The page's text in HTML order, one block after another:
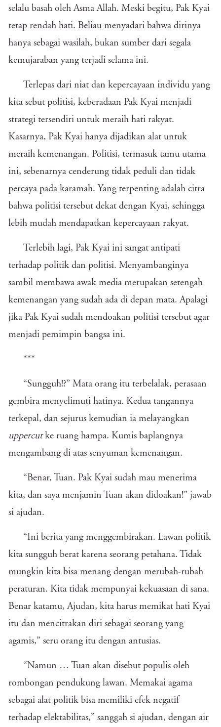
selalu basah oleh Asma Allah. Meski begitu, Pak Kyai
tetap rendah hati. Beliau menyadari bahwa dirinya
hanya sebagai wasilah, bukan sumber dari segala
kemujaraban yang terjadi selama ini.
Terlepas dari niat dan kepercayaan individu yang
kita sebut politisi, keberadaan Pak Kyai menjadi
strategi tersendiri untuk meraih hati rakyat.
Kasarnya, Pak Kyai hanya dijadikan alat untuk
meraih kemenangan. Politisi, termasuk tamu utama
ini, sebenarnya cenderung tidak peduli dan tidak
percaya pada karamah. Yang terpenting adalah citra
bahwa politisi tersebut dekat dengan Kyai, sehingga
lebih mudah mendapatkan kepercayaan rakyat.
Terlebih lagi, Pak Kyai ini sangat antipati
terhadap politik dan politisi. Menyambanginya
sambil membawa awak media merupakan setengah
kemenangan yang sudah ada di depan mata. Apalagi
jika Pak Kyai sudah mendoakan politisi tersebut agar
menjadi pemimpin bangsa ini.
***
“Sungguh!?” Mata orang itu terbelalak, perasaan
gembira menyelimuti hatinya. Kedua tangannya
terkepal, dan sejurus kemudian ia melayangkan
uppercutke ruang hampa. Kumis baplangnya
mengambang di atas senyuman kemenangan.
“Benar, Tuan. Pak Kyai sudah mau menerima
kita, dan saya menjamin Tuan akan didoakan!” jawab
si ajudan.
“Ini berita yang menggembirakan. Lawan politik
kita sungguh berat karena seorang petahana. Tidak
mungkin kita bisa menang dengan merubah-rubah
peraturan. Kita tidak mempunyai kekuasaan di sana.
Benar katamu, Ajudan, kita harus memikat hati Kyai
itu dan mencitrakan diri sebagai seorang yang
agamis,” seru orang itu dengan antusias.
“Namun … Tuan akan disebut populis oleh
rombongan pendukung lawan. Memakai agama
sebagai alat politik bisa memiliki efek negatif
terhadap elektabilitas,” sanggah si ajudan, dengan air